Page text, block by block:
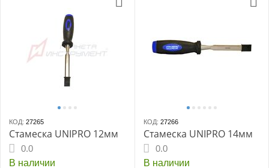
КОД: 27265
Стамеска UNIPRO 12мм
0.0
В наличии
КОД: 27266
Стамеска UNIPRO 14мм
0.0
В наличии